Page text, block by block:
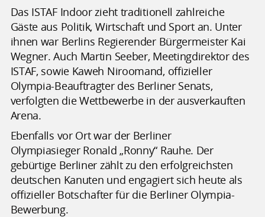
Das ISTAF Indoor zieht traditionell zahlreiche
Gäste aus Politik, Wirtschaft und Sport an. Unter
ihnen war Berlins Regierender Bürgermeister Kai
Wegner. Auch Martin Seeber, Meetingdirektor des
ISTAF, sowie Kaweh Niroomand, offizieller
Olympia-Beauftragter des Berliner Senats,
verfolgten die Wettbewerbe in der ausverkauften
Arena.
Ebenfalls vor Ort war der Berliner
Olympiasieger Ronald „Ronny“ Rauhe. Der
gebürtige Berliner zählt zu den erfolgreichsten
deutschen Kanuten und engagiert sich heute als
offizieller Botschafter für die Berliner Olympia-
Bewerbung.